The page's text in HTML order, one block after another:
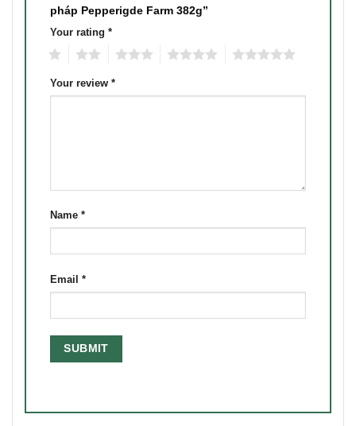
pháp Pepperigde Farm 382g”
Your rating *
Your review *
Name *
Email *